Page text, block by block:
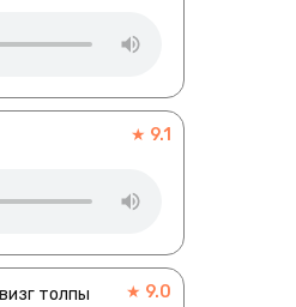
★ 9.1
толпы
★ 9.0